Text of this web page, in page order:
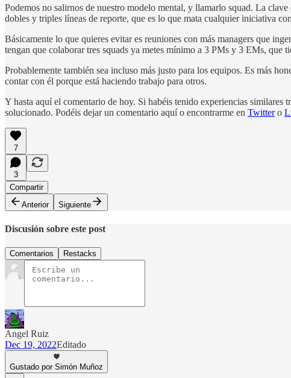
Podemos no salirnos de nuestro modelo mental, y llamarlo squad. La clave
dobles y triples líneas de reporte, que es lo que mata cualquier iniciativa
Básicamente lo que quieres evitar es reuniones con más managers que
tengan que colaborar tres squads ya metes mínimo a 3 PMs y 3 EMs, que
Probablemente también sea incluso más justo para los equipos. Es más
contar con él porque está haciendo trabajo para otros.
Y hasta aquí el comentario de hoy. Si habéis tenido experiencias similares
solucionado. Podéis dejar un comentario aquí o encontrarme en Twittero
7
3
Compartir
Anterior
Siguiente
Discusión sobre este post
Comentarios Restacks
Angel Ruiz
Dec 19, 2022Editado
Gustado por Simón Muñoz